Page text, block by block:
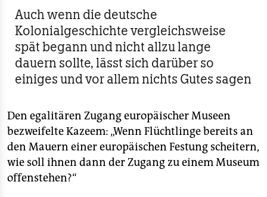
Auch wenn die deutsche
Kolonialgeschichte vergleichsweise
spät begann und nicht allzu lange
dauern sollte, lässt sich darüber so
einiges und vor allem nichts Gutes sagen
Den egalitären Zugang europäischer Museen
bezweifelte Kazeem: „Wenn Flüchtlinge bereits an
den Mauern einer europäischen Festung scheitern,
wie soll ihnen dann der Zugang zu einem Museum
offenstehen?“